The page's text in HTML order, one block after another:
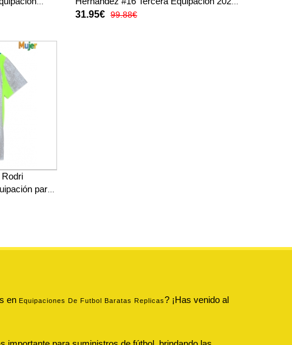
26 manga corta
31.95€ 99.88€
para
en Equipaciones De Futbol Baratas Replicas? ¡Has venido al